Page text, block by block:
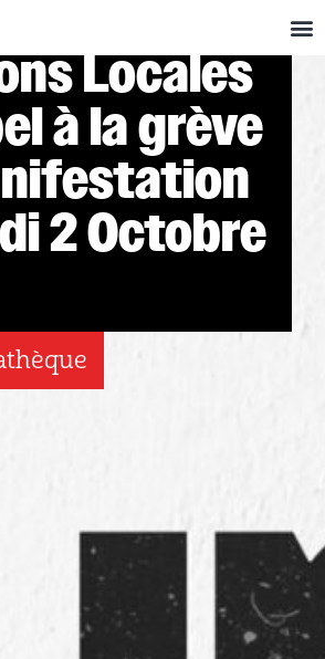
à la grève
2 Octobre